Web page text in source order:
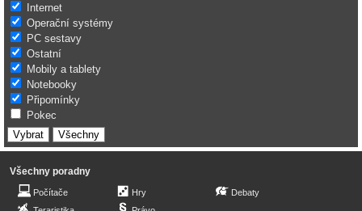
Internet
Operační systémy
PC sestavy
Ostatní
Mobily a tablety
Notebooky
Připomínky
Pokec
Všechny poradny
Počítače
Hry
Debaty